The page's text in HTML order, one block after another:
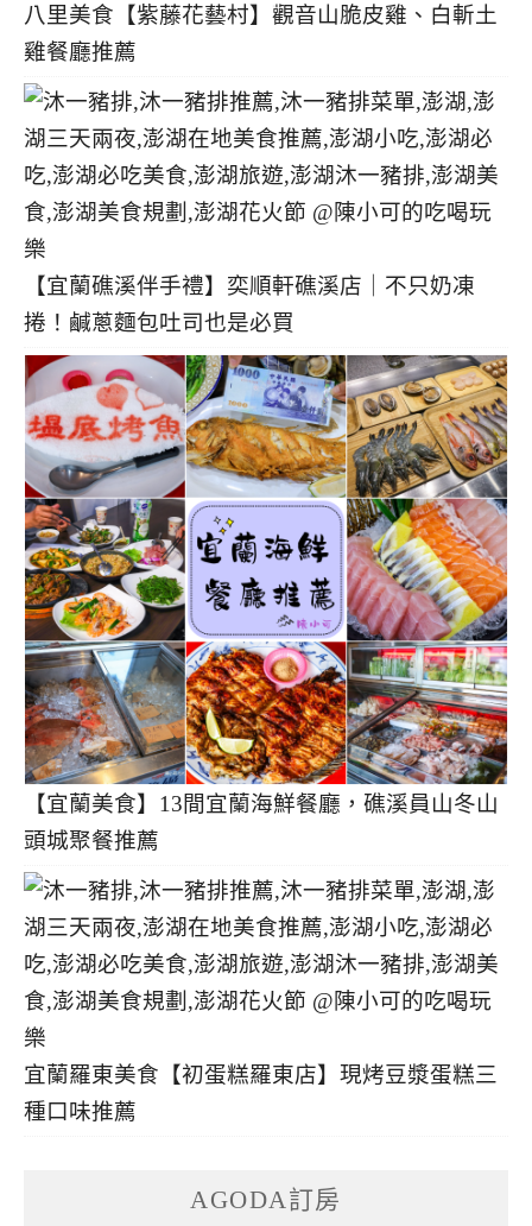
八里美食【紫藤花藝村】觀音山脆皮雞、白斬土
雞餐廳推薦
【宜蘭礁溪伴手禮】奕順軒礁溪店｜不只奶凍
捲！鹹蔥麵包吐司也是必買
【宜蘭美食】13間宜蘭海鮮餐廳，礁溪員山冬山
頭城聚餐推薦
宜蘭羅東美食【初蛋糕羅東店】現烤豆漿蛋糕三
種口味推薦
AGODA訂房